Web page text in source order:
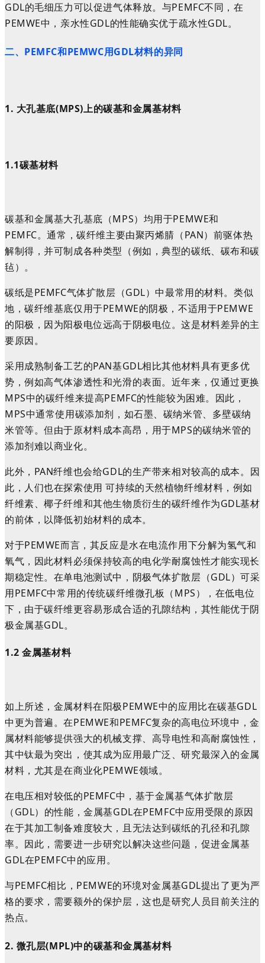
GDL的毛细压力可以促进气体释放。与PEMFC不同，在
PEMWE中，亲水性GDL的性能确实优于疏水性GDL。
二、 PEMFC和PEMWC用GDL材料的异同
1. 大孔基底(MPS)上的碳基和金属基材料
1.1碳基材料
碳基和金属基大孔基底（MPS）均用于PEMWE和
PEMFC。通常，碳纤维主要由聚丙烯腈（PAN）前驱体热
解制得，并可制成各种类型（例如，典型的碳纸、碳布和碳
毡）。
碳纸是PEMFC气体扩散层（GDL）中最常用的材料。类似
地，碳纤维基底仅用于PEMWE的阴极，不适用于PEMWE
的阳极，因为阳极电位远高于阴极电位。这是材料差异的主
要原因。
采用成熟制备工艺的PAN基GDL相比其他材料具有更多优
势，例如高气体渗透性和光滑的表面。近年来，仅通过更换
MPS中的碳纤维来提高PEMFC的性能较为困难。因此，
MPS中通常使用碳添加剂 ， 如石墨、 碳纳米管、 多壁碳纳
米管等。但由于原材料成本高昂，用于MPS的碳纳米管的
添加剂难以商业化。
此外，PAN纤维也会给GDL的生产带来相对较高的成本。因
此，人们也在探索使用 可持续的天然植物纤维材料，例如
纤维素、椰子纤维和其他生物质衍生的碳纤维作为GDL基材
的前体，以降低初始材料的成本。
对于PEMWE而言，其反应是水在电流作用下分解为氢气和
氧气，因此材料必须保持较高的电化学耐腐蚀性才能实现长
期稳定性。在单电池测试中，阴极气体扩散层（GDL）可采
用PEMFC中常用的传统碳纤维微孔板（MPS），在低电位
下，由于碳纤维更容易形成合适的孔隙结构，其性能优于阴
极金属基GDL。
1.2 金属基材料
如上所述，金属材料在阳极PEMWE中的应用比在碳基GDL
中更为普遍。在PEMWE和PEMFC复杂的高电位环境中，金
属材料能够提供强大的机械支撑、高导电性和高耐腐蚀性，
其中钛最为突出，使其成为应用最广泛、研究最深入的金属
材料，尤其是在商业化PEMWE领域。
在电压相对较低的PEMFC中，基于金属基气体扩散层
（GDL）的性能，金属基GDL在PEMFC中应用受限的原因
在于其加工制备难度较大，且无法达到碳纸的孔径和孔隙
率。因此，需要进一步研究以解决这些问题，促进金属基
GDL在PEMFC中的应用。
与PEMFC相比，PEMWE的环境对金属基GDL提出了更为严
格的要求，需要额外的保护层 ，这也是研究人员目前关注的
热点。
2. 微孔层(MPL)中的碳基和金属基材料